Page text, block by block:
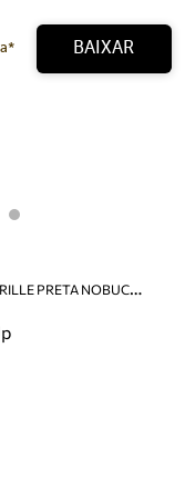
e mais.
BAIXAR
E
SPADRILLE PRETA NOBUCK ANABELA LACE UP